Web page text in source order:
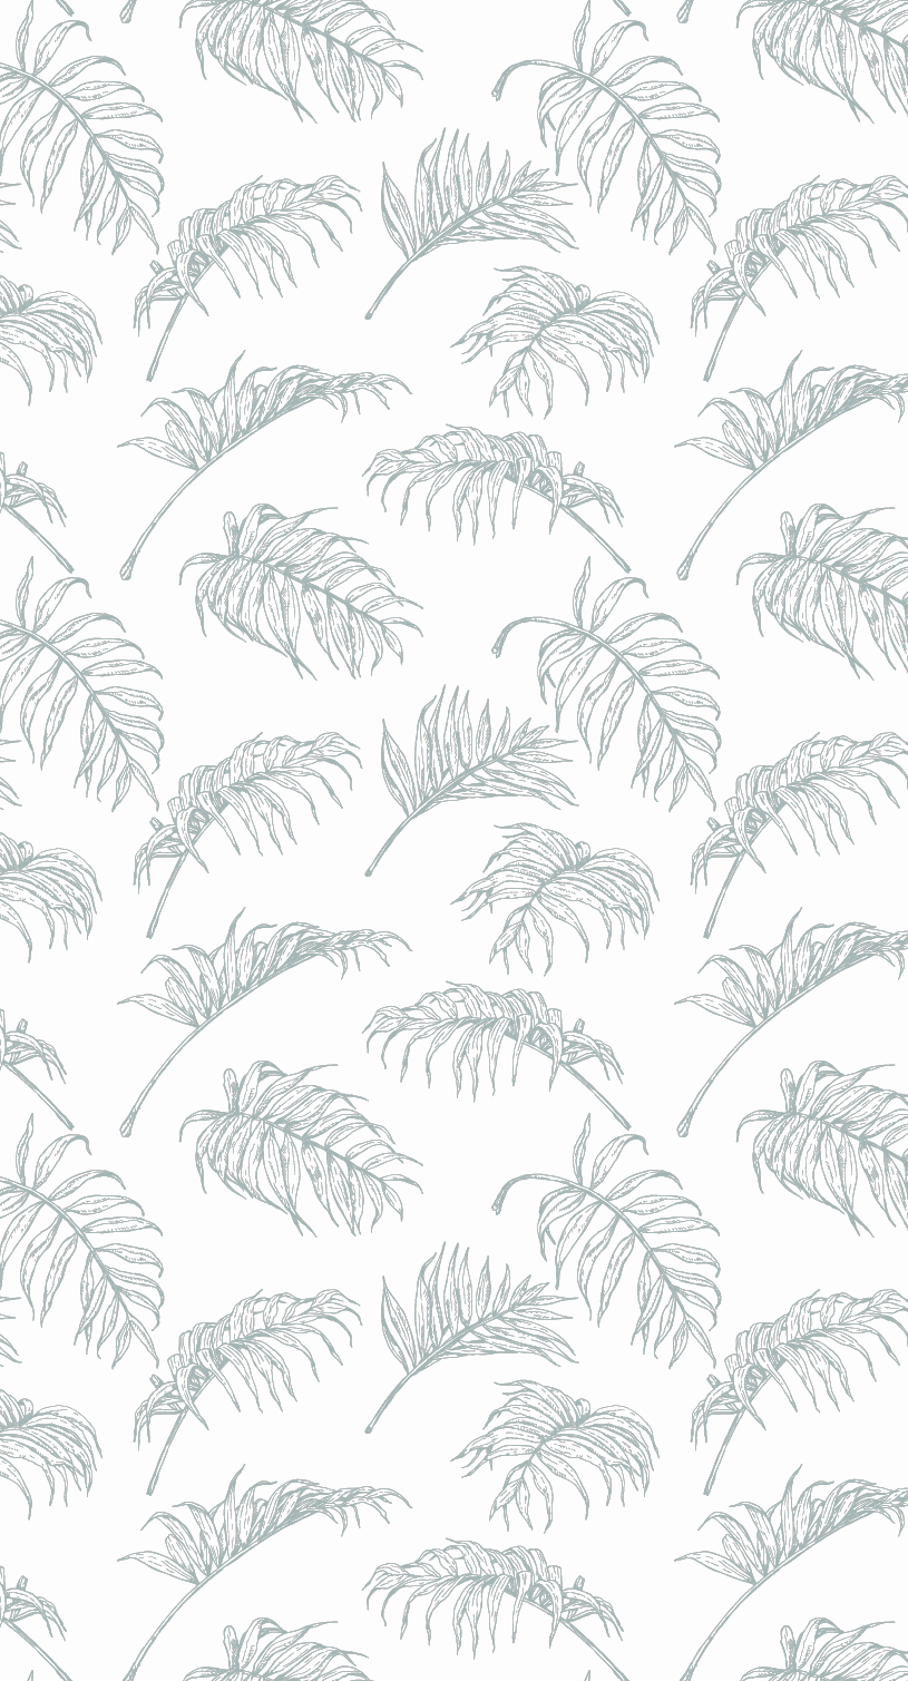
BRULO (UK) - King For A Day NEIPA - (Sans Alcool) - 0,5% - Canette 33cl
BRULO (UK) - King For A Day NEIPA - (Sans Alcool) - 0,5% - Canette 33cl
Achat immédiat